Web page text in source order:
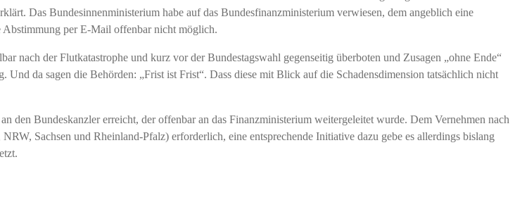
Das Bundesinnenministerium habe auf das Bundesfinanzministerium verwiesen, dem angeblich eine
Abstimmung per E-Mail offenbar nicht möglich.
nach der Flutkatastrophe und kurz vor der Bundestagswahl gegenseitig überboten und Zusagen „ohne Ende“
da sagen die Behörden: „Frist ist Frist“. Dass diese mit Blick auf die Schadensdimension tatsächlich nicht
den Bundeskanzler erreicht, der offenbar an das Finanzministerium weitergeleitet wurde. Dem Vernehmen nach
Sachsen und Rheinland-Pfalz) erforderlich, eine entsprechende Initiative dazu gebe es allerdings bislang